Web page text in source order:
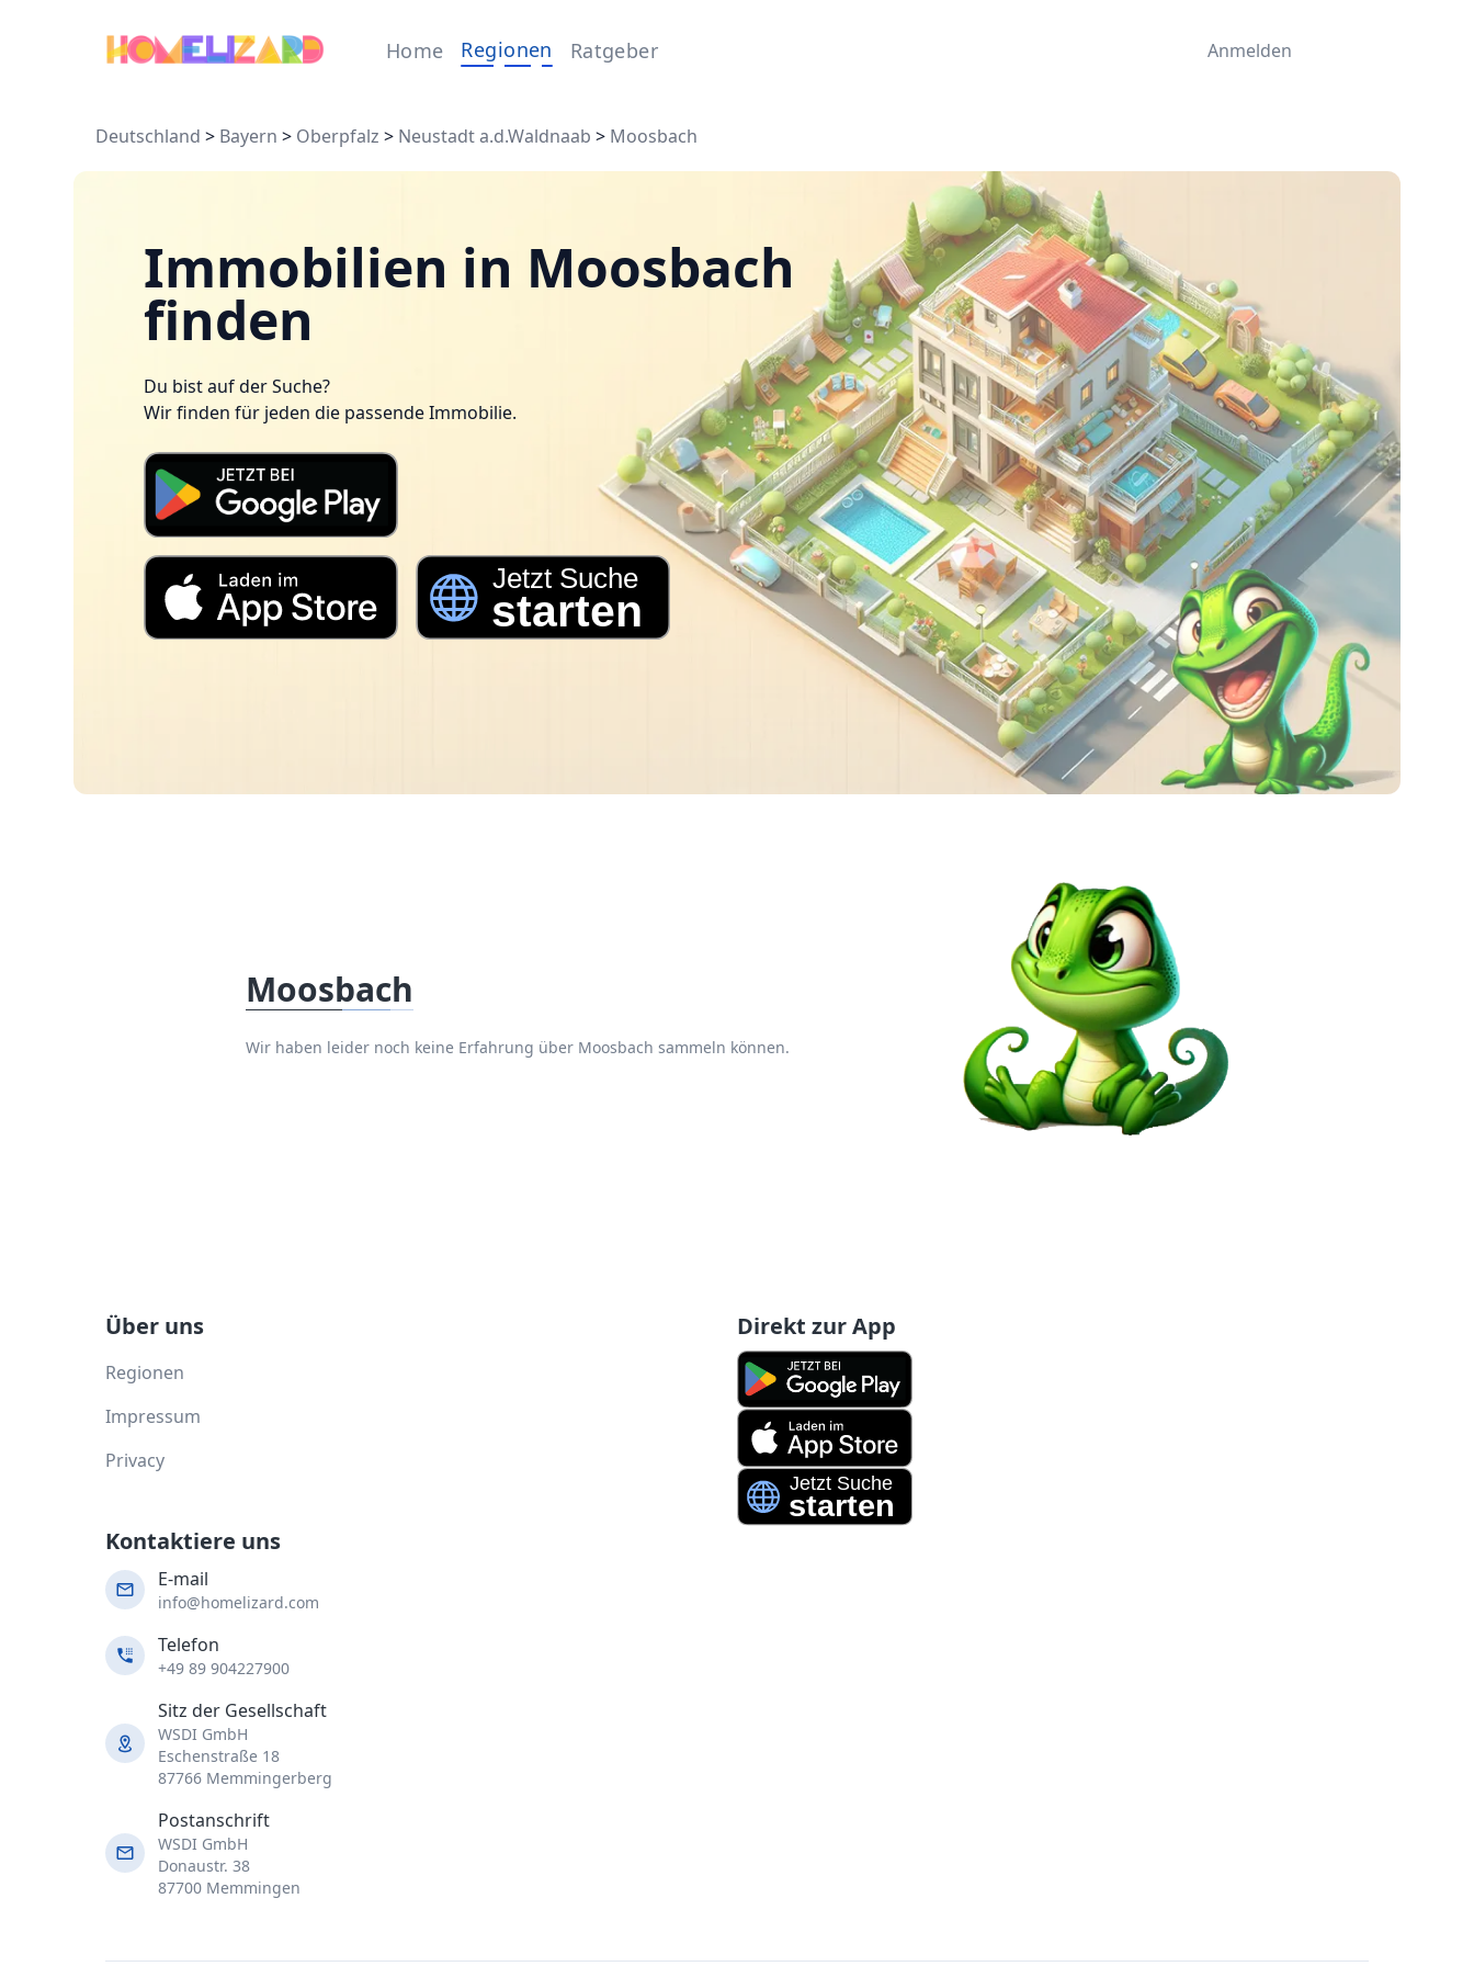
Home Regionen Ratgeber Anmelden
Deutschland > Bayern > Oberpfalz > Neustadt a.d.Waldnaab > Moosbach
Immobilien in Moosbach
finden
Du bist auf der Suche?
Wir finden für jeden die passende Immobilie.
Moosbach
Wir haben leider noch keine Erfahrung über Moosbach sammeln können.
Über uns
Regionen
Impressum
Privacy
Direkt zur App
Kontaktiere uns
E-mail
info@homelizard.com
Telefon
+49 89 904227900
Sitz der Gesellschaft
WSDI GmbH
Eschenstraße 18
87766 Memmingerberg
Postanschrift
WSDI GmbH
Donaustr. 38
87700 Memmingen